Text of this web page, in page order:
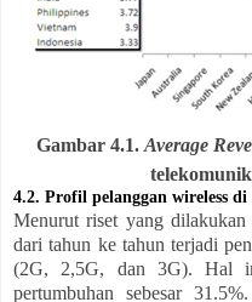
Gambar 4.1. Average
4.2. Profil pelanggan wireless di
Menurut riset yang
dari tahun ke tahun terjadi
(2G, 2,5G, dan 3G). Hal
pertumbuhan sebesar